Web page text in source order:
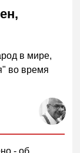
в мире,
во время
- об